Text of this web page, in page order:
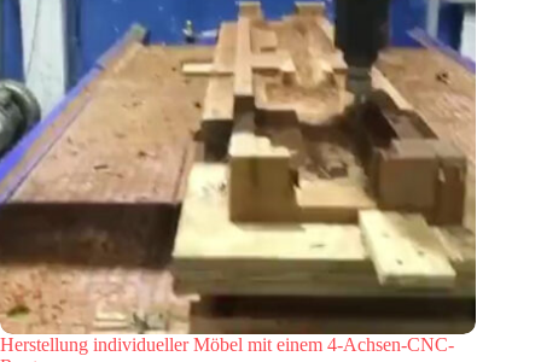
Herstellung individueller Möbel mit einem 4-Achsen-CNC-